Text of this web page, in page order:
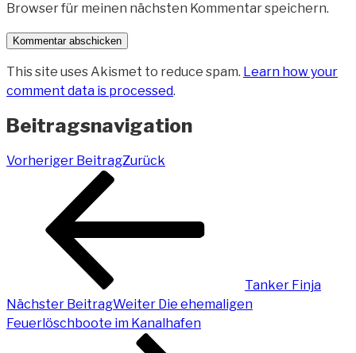
Browser für meinen nächsten Kommentar speichern.
This site uses Akismet to reduce spam. Learn how your
comment data is processed.
Beitragsnavigation
Vorheriger BeitragZurück
Tanker Finja
Nächster BeitragWeiter Die ehemaligen
Feuerlöschboote im Kanalhafen